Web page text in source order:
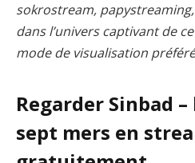
sokrostream,
dans l’univers captivant de
mode de visualisation
Regarder Sinbad
sept mers en